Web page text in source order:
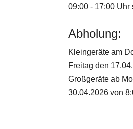
09:00 - 17:00 Uhr
Abholung:
Kleingeräte am
Freitag den
Großgeräte ab
30.04.2026 von